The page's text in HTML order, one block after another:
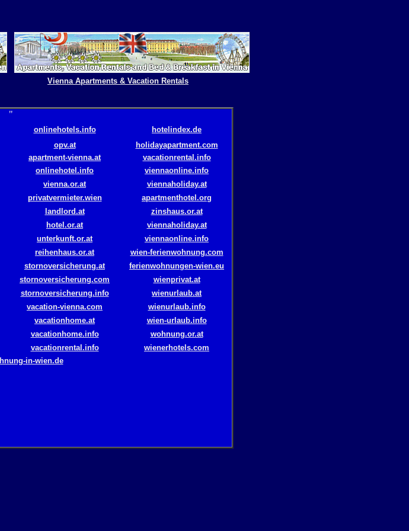
Vienna Apartments & Vacation Rentals
"
onlinehotels.info
hotelindex.de
opv.at
holidayapartment.com
apartment-vienna.at
vacationrental.info
onlinehotel.info
viennaonline.info
vienna.or.at
viennaholiday.at
privatvermieter.wien
apartmenthotel.org
landlord.at
zinshaus.or.at
hotel.or.at
viennaholiday.at
unterkunft.or.at
viennaonline.info
reihenhaus.or.at
wien-ferienwohnung.com
stornoversicherung.at
ferienwohnungen-wien.eu
stornoversicherung.com
wienprivat.at
stornoversicherung.info
wienurlaub.at
vacation-vienna.com
wienurlaub.info
vacationhome.at
wien-urlaub.info
vacationhome.info
wohnung.or.at
vacationrental.info
wienerhotels.com
in-wien.de